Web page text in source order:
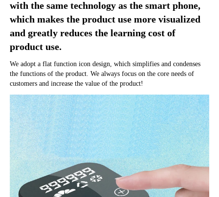
with the same technology as the smart phone
which makes the product use more visualized
and greatly reduces the learning cost of
product use.
We adopt a flat function icon design, which simplifies and condenses
the functions of the product. We always focus on the core needs of
customers and increase the value of the product!